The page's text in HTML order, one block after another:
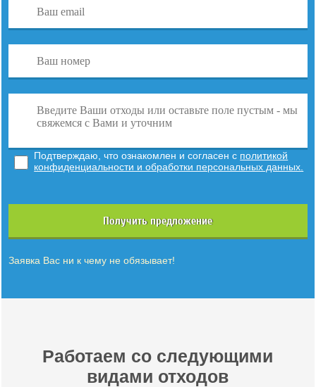
Подтверждаю, что ознакомлен и согласен с политикой
конфиденциальности и обработки персональных данных.
Получить предложение
Заявка Вас ни к чему не обязывает!
Работаем со следующими
видами отходов